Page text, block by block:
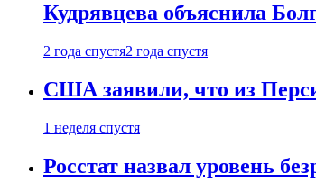
Кудрявцева объяснила
2 года спустя2 года спустя
США заявили, что из
1 неделя спустя
Росстат назвал уровень